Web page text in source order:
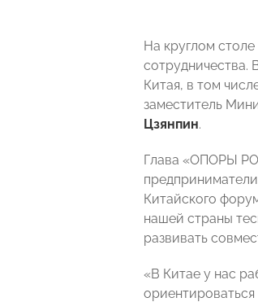
На круглом
сотрудничества.
Китая, в том
заместитель
Цзянпин.
Глава «ОПОРЫ
Китайского
нашей страны
развивать
«В Китае у нас